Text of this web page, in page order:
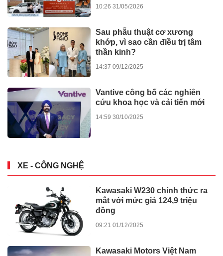
10:26 31/05/2026
Sau phẫu thuật cơ xương
khớp, vì sao cần điều trị tâm
thần kinh?
14:37 09/12/2025
Vantive công bố các nghiên
cứu khoa học và cải tiến mới
14:59 30/10/2025
XE - CÔNG NGHỆ
Kawasaki W230 chính thức ra
mắt với mức giá 124,9 triệu
đồng
09:21 01/12/2025
Kawasaki Motors Việt Nam